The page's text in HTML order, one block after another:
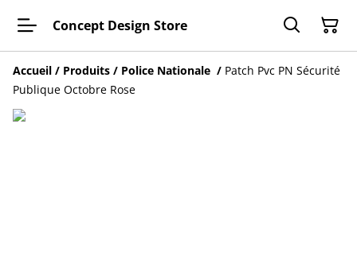
Concept Design Store
Accueil / Produits / Police Nationale / Patch Pvc PN Sécurité
Publique Octobre Rose